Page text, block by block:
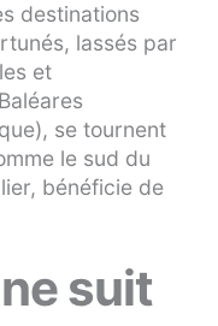
destinations
lassés par
et
se tournent
le sud du
bénéficie de
suit